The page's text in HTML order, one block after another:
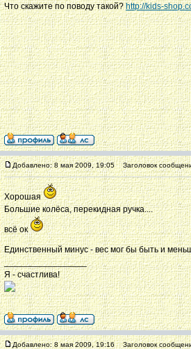
Что скажите по поводу такой?http://kids-
Добавлено: 8 мая 2009, 19:05 Заголовок
Хорошая
Большие колёса, перекидная ручка....
всё ок
Единственный минус - вес мог бы быть и
_________________
Я - счастлива!
Добавлено: 8 мая 2009, 19:16 Заголовок